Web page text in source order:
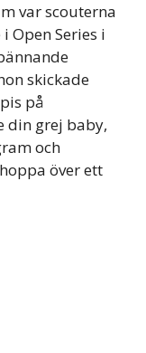
var scouterna
Open Series i
skickade
på
din grej baby,
och
över ett